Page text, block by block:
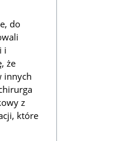
do
i
że
innych
z
które